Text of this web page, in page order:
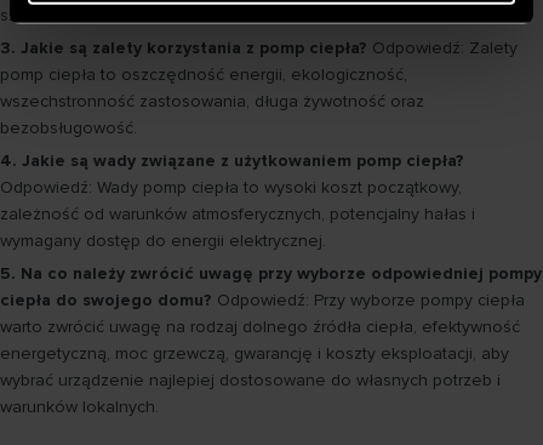
szkodliwych dla środowiska.
3. Jakie są zalety korzystania z pomp ciepła? Odpowiedź: Zalety
pomp ciepła to oszczędność energii, ekologiczność,
wszechstronność zastosowania, długa żywotność oraz
bezobsługowość.
4. Jakie są wady związane z użytkowaniem pomp ciepła?
Odpowiedź: Wady pomp ciepła to wysoki koszt początkowy,
zależność od warunków atmosferycznych, potencjalny hałas i
wymagany dostęp do energii elektrycznej.
5. Na co należy zwrócić uwagę przy wyborze odpowiedniej pompy
ciepła do swojego domu? Odpowiedź: Przy wyborze pompy ciepła
warto zwrócić uwagę na rodzaj dolnego źródła ciepła, efektywność
energetyczną, moc grzewczą, gwarancję i koszty eksploatacji, aby
wybrać urządzenie najlepiej dostosowane do własnych potrzeb i
warunków lokalnych.